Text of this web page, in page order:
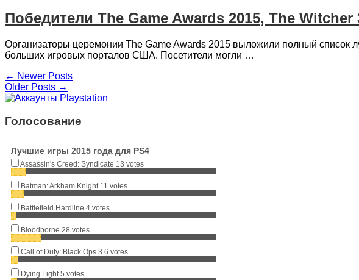
Победители The Game Awards 2015, The
Организаторы церемонии The Game Awards 2015 выложили полный список
больших игровых порталов США. Посетители могли …
← Newer Posts
Older Posts →
Голосование
Лучшие игры 2015 года для PS4
Assassin's Creed: Syndicate 13 votes
Batman: Arkham Knight 11 votes
Battlefield Hardline 4 votes
Bloodborne 28 votes
Call of Duty: Black Ops 3 6 votes
Dying Light 5 votes